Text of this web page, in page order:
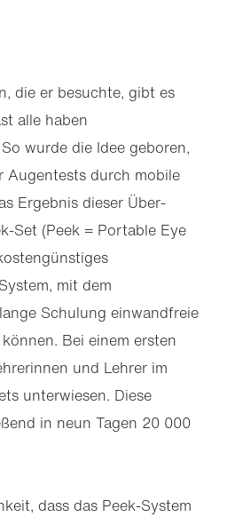
die er besuchte, gibt es
alle haben
wurde die Idee geboren,
Augentests durch mobile
Ergebnis dieser Über­
Set (Peek = Portable Eye
mit dem
Schulung einwandfreie
Bei einem ersten
und Lehrer im
unterwiesen. Diese
in neun Tagen 20 000
dass das Peek-System